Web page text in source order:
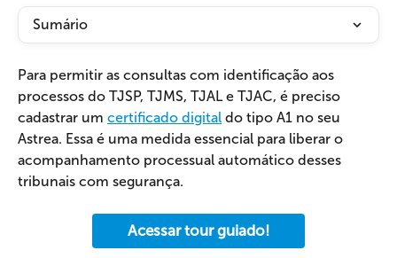
Sumário
Para permitir as consultas com identificação aos
processos do TJSP, TJMS, TJAL e TJAC, é preciso
cadastrar um certificado digital do tipo A1 no seu
Astrea. Essa é uma medida essencial para liberar o
acompanhamento processual automático desses
tribunais com segurança.
Acessar tour guiado!